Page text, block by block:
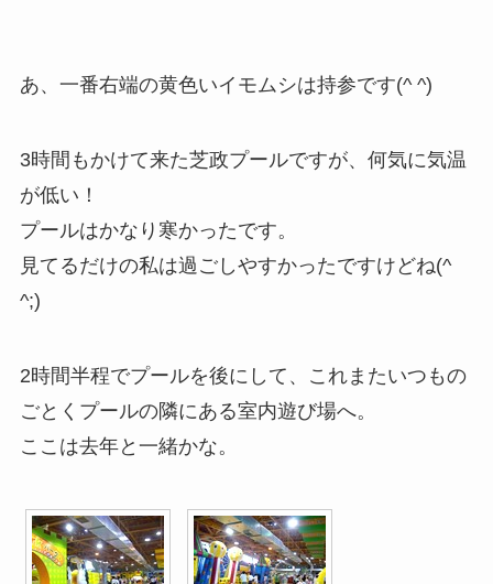
あ、一番右端の黄色いイモムシは持参です(^ ^)
3時間もかけて来た芝政プールですが、何気に気温
が低い！
プールはかなり寒かったです。
見てるだけの私は過ごしやすかったですけどね(^
^;)
2時間半程でプールを後にして、これまたいつもの
ごとくプールの隣にある室内遊び場へ。
ここは去年と一緒かな。